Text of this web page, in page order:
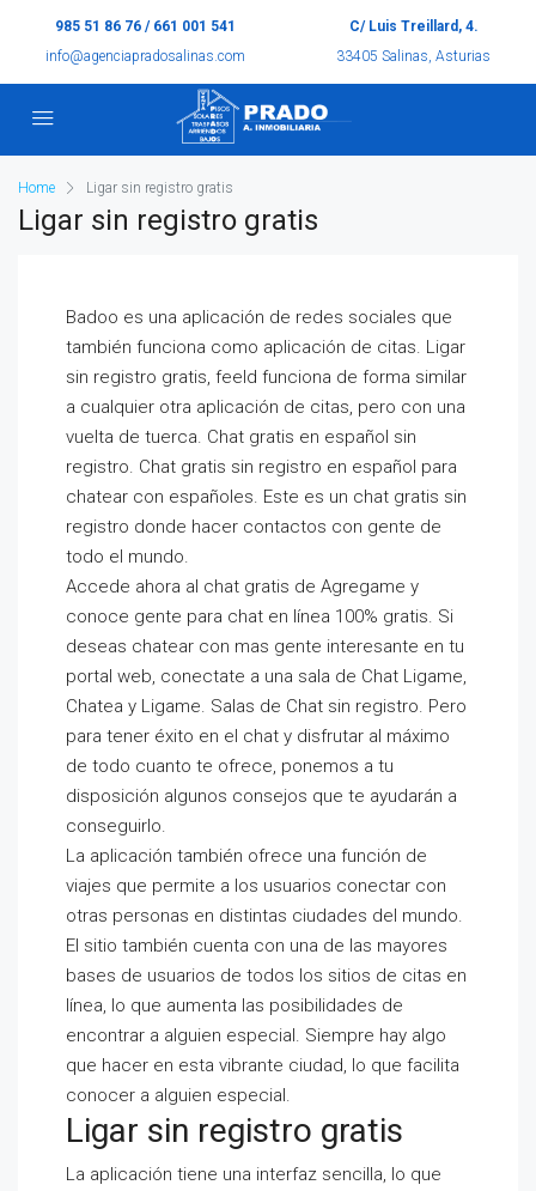
985 51 86 76 / 661 001 541
info@agenciapradosalinas.com
C/ Luis Treillard, 4.
33405 Salinas, Asturias
Home Ligar sin registro gratis
Ligar sin registro gratis
Badoo es una aplicación de redes sociales que
también funciona como aplicación de citas. Ligar
sin registro gratis, feeld funciona de forma similar
a cualquier otra aplicación de citas, pero con una
vuelta de tuerca. Chat gratis en español sin
registro. Chat gratis sin registro en español para
chatear con españoles. Este es un chat gratis sin
registro donde hacer contactos con gente de
todo el mundo.
Accede ahora al chat gratis de Agregame y
conoce gente para chat en línea 100% gratis. Si
deseas chatear con mas gente interesante en tu
portal web, conectate a una sala de Chat Ligame,
Chatea y Ligame. Salas de Chat sin registro. Pero
para tener éxito en el chat y disfrutar al máximo
de todo cuanto te ofrece, ponemos a tu
disposición algunos consejos que te ayudarán a
conseguirlo.
La aplicación también ofrece una función de
viajes que permite a los usuarios conectar con
otras personas en distintas ciudades del mundo.
El sitio también cuenta con una de las mayores
bases de usuarios de todos los sitios de citas en
línea, lo que aumenta las posibilidades de
encontrar a alguien especial. Siempre hay algo
que hacer en esta vibrante ciudad, lo que facilita
conocer a alguien especial.
Ligar sin registro gratis
La aplicación tiene una interfaz sencilla, lo que